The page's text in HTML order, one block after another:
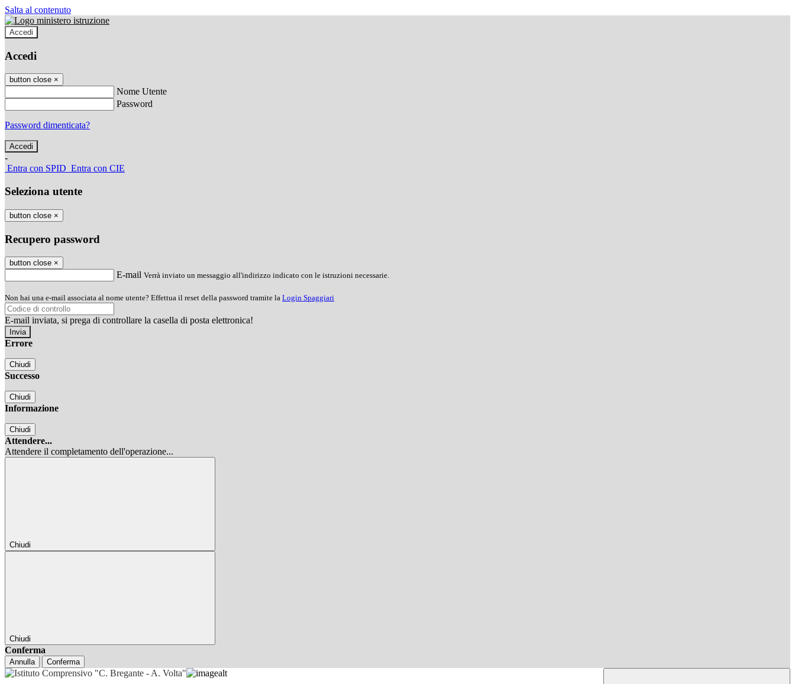
Salta al contenuto
Accedi
Accedi
button close ×
Nome Utente
Password
Password dimenticata?
-
Entra con SPID Entra con CIE
Seleziona utente
button close ×
Recupero password
button close ×
E-mail Verrà inviato un messaggio all'indirizzo indicato con le istruzioni necessarie.
Non hai una e-mail associata al nome utente? Effettua il reset della password tramite la Login Spaggiari
E-mail inviata, si prega di controllare la casella di posta elettronica!
Errore
Chiudi
Successo
Chiudi
Informazione
Chiudi
Attendere...
Attendere il completamento dell'operazione...
Chiudi
Chiudi
Conferma
Annulla Conferma